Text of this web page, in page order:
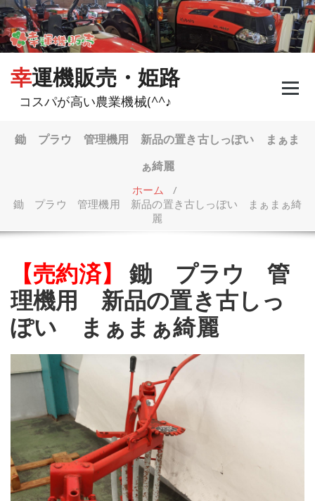
コ
ン
テ
ン
幸運機販売・姫路
コスパが高い農業機械(^^♪
鋤 プラウ 管理機用 新品の置き古しっぽい まぁま
ぁ綺麗
ホーム /
鋤 プラウ 管理機用 新品の置き古しっぽい まぁまぁ綺
麗
【売約済】
鋤 プラウ 管
理機用 新品の置き古しっ
ぽい まぁまぁ綺麗